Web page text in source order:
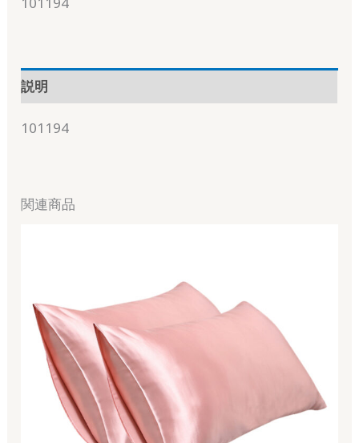
説明
101194
関連商品